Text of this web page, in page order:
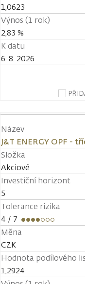
1,0623
Výnos (1 rok)
2,83 %
K datu
6. 8. 2026
Název
J&T ENERGY OPF -
Složka
Akciové
Investiční horizont
5
Tolerance rizika
4 / 7
Měna
CZK
Hodnota podílového
1,2924